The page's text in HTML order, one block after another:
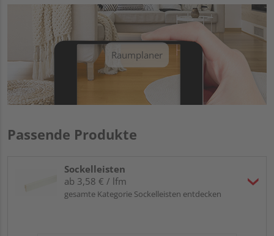
Raumplaner
Passende Produkte
Sockelleisten
ab 3,58 € / lfm
gesamte Kategorie Sockelleisten entdecken